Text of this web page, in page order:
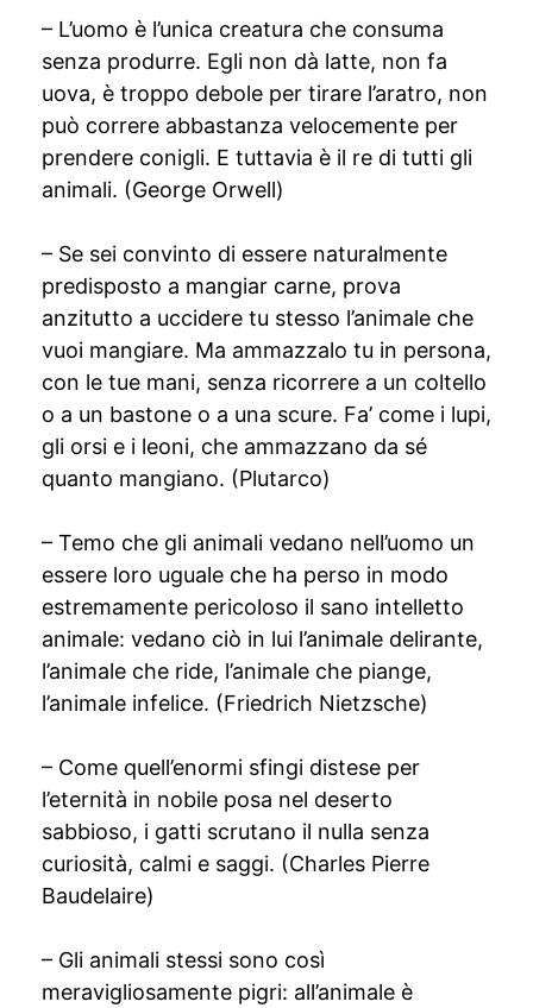
– L’uomo è l’unica creatura che consuma
senza produrre. Egli non dà latte, non fa
uova, è troppo debole per tirare l’aratro, non
può correre abbastanza velocemente per
prendere conigli. E tuttavia è il re di tutti gli
animali. (George Orwell)
– Se sei convinto di essere naturalmente
predisposto a mangiar carne, prova
anzitutto a uccidere tu stesso l’animale che
vuoi mangiare. Ma ammazzalo tu in persona,
con le tue mani, senza ricorrere a un coltello
o a un bastone o a una scure. Fa’ come i lupi,
gli orsi e i leoni, che ammazzano da sé
quanto mangiano. (Plutarco)
– Temo che gli animali vedano nell’uomo un
essere loro uguale che ha perso in modo
estremamente pericoloso il sano intelletto
animale: vedano ciò in lui l’animale delirante,
l’animale che ride, l’animale che piange,
l’animale infelice. (Friedrich Nietzsche)
– Come quell’enormi sfingi distese per
l’eternità in nobile posa nel deserto
sabbioso, i gatti scrutano il nulla senza
curiosità, calmi e saggi. (Charles Pierre
Baudelaire)
– Gli animali stessi sono così
meravigliosamente pigri: all’animale è